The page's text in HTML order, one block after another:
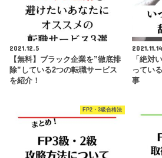
2021.12.5
【無料】ブラック企業を”徹底排
除”している2つの転職サービス
を紹介！
2021.11.14
「絶対
ってい
事
FP2・3級合格法